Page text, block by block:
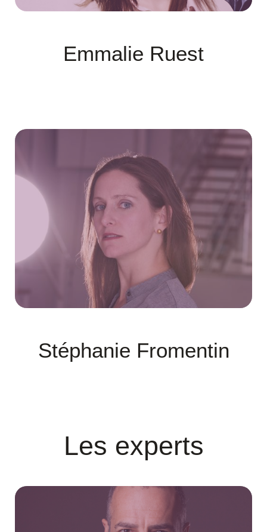
Emmalie Ruest
Stéphanie Fromentin
Les experts